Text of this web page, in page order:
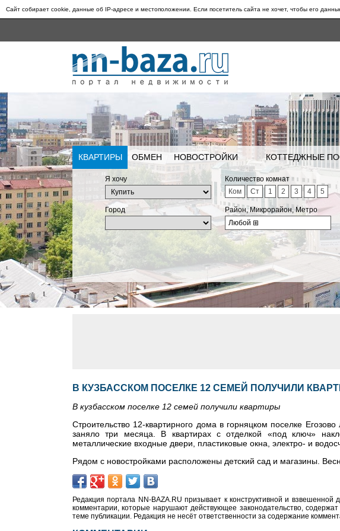
Сайт собирает cookie, данные об IP-адресе и местоположении. Если посетитель сайта не хочет, чтобы его
КВАРТИРЫ ОБМЕН НОВОСТРОЙКИ КОТТЕДЖНЫЕ
Я хочу
Количество комнат
Ком
Ст 1 2 3 4 5
Город
Район, Микрорайон, Метро
Любой ⊞
В КУЗБАССКОМ ПОСЕЛКЕ 12 СЕМЕЙ ПОЛУЧИЛИ
В кузбасском поселке 12 семей получили квартиры
Строительство 12-квартирного дома в горняцком поселке
заняло три месяца. В квартирах с отделкой «под ключ»
металлические входные двери, пластиковые окна, электро- и
Рядом с новостройками расположены детский сад и магазины.
Редакция портала NN-BAZA.RU призывает к конструктивной и
комментарии, которые нарушают действующее законодательство,
теме публикации. Редакция не несёт ответственности за содержание